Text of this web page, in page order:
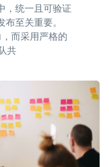
，统一且可验证
至关重要。
而采用严格的
共